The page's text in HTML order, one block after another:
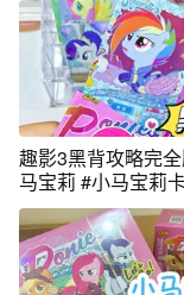
趣影3黑背攻略完
马宝莉 #小马宝莉
宝莉卡 #拆卡日常